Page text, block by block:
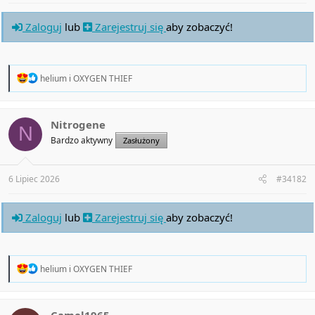
Zaloguj lub Zarejestruj się aby zobaczyć!
R
i
o
s
:
helium i OXYGEN THIEF
N Nitrogene
Bardzo aktywny Zasłużony
6 Lipiec 2026 #34182
Zaloguj lub Zarejestruj się aby zobaczyć!
R
helium i OXYGEN THIEF